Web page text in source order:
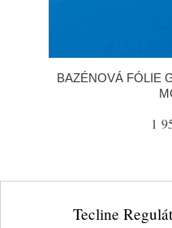
BAZÉNOVÁ FÓLIE
1
Tecline